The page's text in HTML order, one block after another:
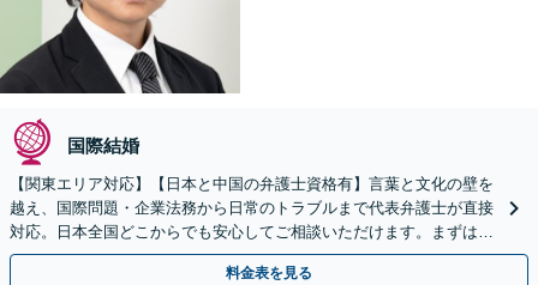
国際結婚
【関東エリア対応】【日本と中国の弁護士資格有】言葉と文化の壁を
越え、国際問題・企業法務から日常のトラブルまで代表弁護士が直接
対応。日本全国どこからでも安心してご相談いただけます。まずは一
歩を踏み出してみませんか。【初回相談無料】
料金表を見る